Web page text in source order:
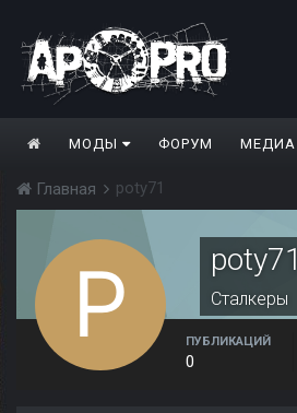
МОДЫ ФОРУМ МЕДИА
Главная poty71
poty71
Сталкеры
ПУБЛИКАЦИЙ
0